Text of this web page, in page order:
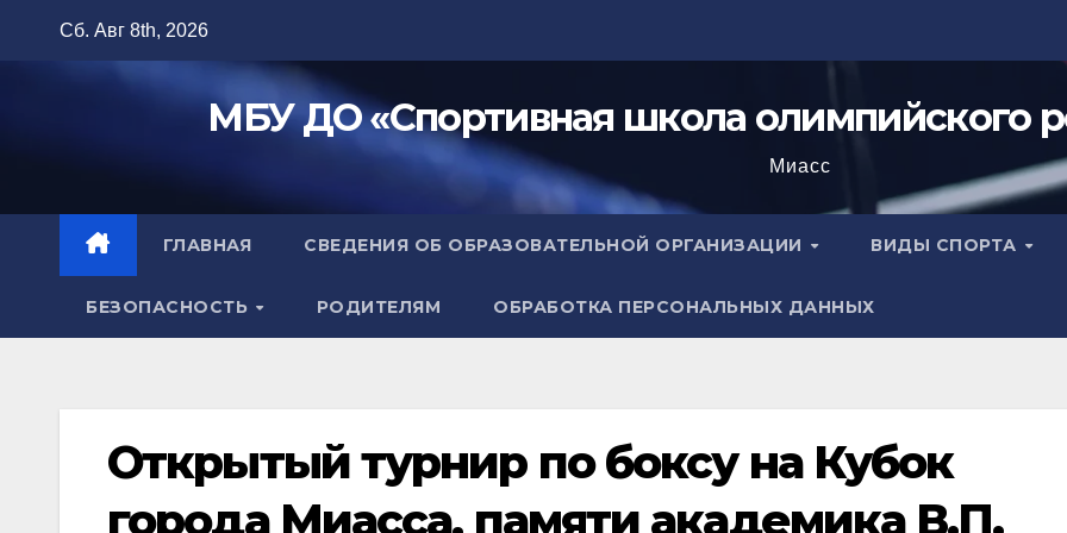
Сб. Авг 8th, 2026
МБУ ДО «Спортивная школа олимпийского
Миасс
ГЛАВНАЯ СВЕДЕНИЯ ОБ ОБРАЗОВАТЕЛЬНОЙ ОРГАНИЗАЦИИ ВИДЫ СПОРТА
БЕЗОПАСНОСТЬ РОДИТЕЛЯМ ОБРАБОТКА ПЕРСОНАЛЬНЫХ ДАННЫХ
Открытый турнир по боксу на Кубок
города Миасса, памяти академика В.П.